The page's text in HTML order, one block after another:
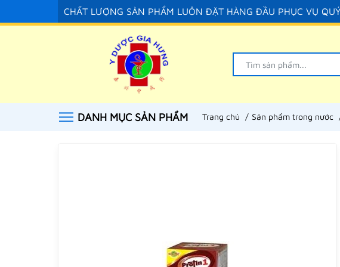
CHẤT LƯỢNG SẢN PHẨM LUÔN ĐẶT HÀNG ĐẦU PHỤC VỤ
DANH MỤC SẢN PHẨM Trang chủ Sản phẩm trong nước